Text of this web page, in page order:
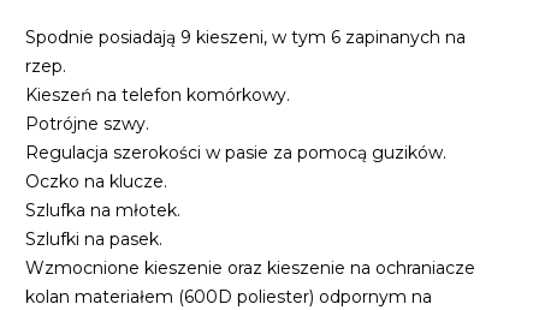
Spodnie posiadają 9 kieszeni, w tym 6 zapinanych na
rzep.
Kieszeń na telefon komórkowy.
Potrójne szwy.
Regulacja szerokości w pasie za pomocą guzików.
Oczko na klucze.
Szlufka na młotek.
Szlufki na pasek.
Wzmocnione kieszenie oraz kieszenie na ochraniacze
kolan materiałem (600D poliester) odpornym na